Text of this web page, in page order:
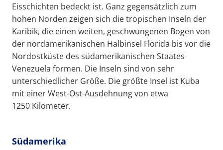
Eisschichten bedeckt ist. Ganz gegensätzlich zum
hohen Norden zeigen sich die tropischen Inseln der
Karibik, die einen weiten, geschwungenen Bogen von
der nordamerikanischen Halbinsel Florida bis vor die
Nordostküste des südamerikanischen Staates
Venezuela formen. Die Inseln sind von sehr
unterschiedlicher Größe. Die größte Insel ist Kuba
mit einer West-Ost-Ausdehnung von etwa
1250 Kilometer.
Südamerika